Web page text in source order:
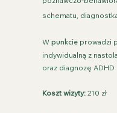
schematu,
W punkcie prowadzi
indywidualną z
oraz diagnozę ADHD
Koszt wizyty: 210 zł